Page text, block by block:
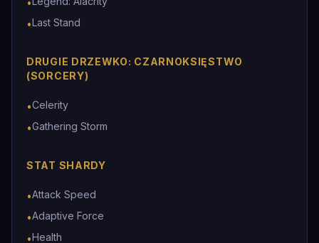
•
•Last Stand
DRUGIE DRZEWKO: CZARNOKSIĘSTWO
(SORCERY)
•Celerity
•Gathering Storm
STAT SHARDY
•Attack Speed
•Adaptive Force
•Health